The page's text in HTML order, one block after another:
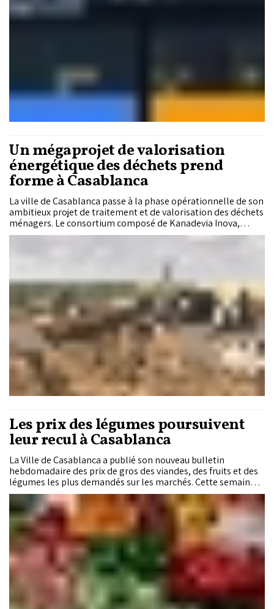
Un mégaprojet de valorisation
énergétique des déchets prend
forme à Casablanca
La ville de Casablanca passe à la phase opérationnelle de son
ambitieux projet de traitement et de valorisation des déchets
ménagers. Le consortium composé de Kanadevia Inova,
Nareva et Itochu a signé le contrat de concession avec la
l'électricité avec SRM Casablanca-Settat et l'ONEE, ouvrant la
voie au lancement des travaux préparatoires.
Les prix des légumes poursuivent
leur recul à Casablanca
La Ville de Casablanca a publié son nouveau bulletin
hebdomadaire des prix de gros des viandes, des fruits et des
légumes les plus demandés sur les marchés. Cette semaine,
plusieurs légumes poursuivent leur repli, tandis que les
viandes rouges enregistrent de légers ajustements à la
baisse. Le marché des fruits, en revanche, affiche des
évolutions plus contrastées, entre stabilité de certaines
références et variations sur les produits de saison.